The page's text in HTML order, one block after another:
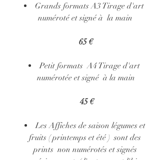
Grands formats A3 Tirage d'art
numéroté et signé à  la main
65 €
Petit formats  A4 Tirage d'art
numérotée et signé  à la main
45 €
Les Affiches de saison légumes et
fruits ( printemps et été )  sont des
prints  non numérotés et signés